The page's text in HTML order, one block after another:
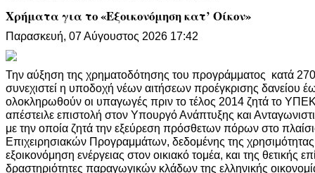
Χρήματα για το «Εξοικονόμηση κατ’ Οίκον»
Παρασκευή, 07 Αύγουστος 2026 17:42
Την αύξηση της χρηματοδότησης του προγράμματος κατά
συνεχιστεί η υποδοχή νέων αιτήσεων προέγκρισης δανείου
ολοκληρωθούν οι υπαγωγές πριν το τέλος 2014 ζητά το
απέστειλε επιστολή στον Υπουργό Ανάπτυξης και
με την οποία ζητά την εξεύρεση πρόσθετων πόρων στο
Επιχειρησιακών Προγραμμάτων, δεδομένης της
εξοικονόμηση ενέργειας στον οικιακό τομέα, και της θετικής
δραστηριότητες παραγωγικών κλάδων της ελληνικής